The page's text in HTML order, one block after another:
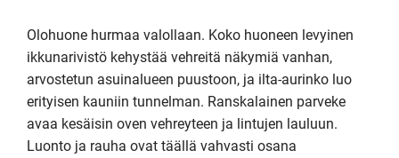
Olohuone hurmaa valollaan. Koko huoneen levyinen
ikkunarivistö kehystää vehreitä näkymiä vanhan,
arvostetun asuinalueen puustoon, ja ilta-aurinko luo
erityisen kauniin tunnelman. Ranskalainen parveke
avaa kesäisin oven vehreyteen ja lintujen lauluun.
Luonto ja rauha ovat täällä vahvasti osana